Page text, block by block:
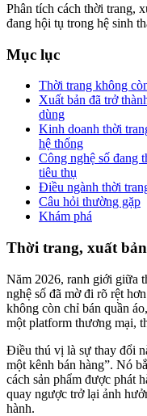
Phân tích cách thời trang,
đang hội tụ trong hệ sinh
Mục lục
Thời trang không
Xuất bản đã trở
dùng
Kinh doanh thời
hệ thống
Công nghệ số đang
tiêu thụ
Điều ngành thời
Câu hỏi thường gặp
Khám phá
Thời trang, xuất
Năm 2026, ranh giới giữa
nghệ số đã mờ đi rõ rệt
không còn chỉ bán quần
một platform thương mại,
Điều thú vị là sự thay đổi
một kênh bán hàng”. Nó
cách sản phẩm được phát
quay ngược trở lại ảnh
hành.